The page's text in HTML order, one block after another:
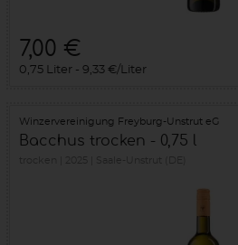
7,00 €
0,75 Liter 9,33 €/Liter
Winzervereinigung Freyburg-Unstrut eG
Bacchus trocken - 0,75 l